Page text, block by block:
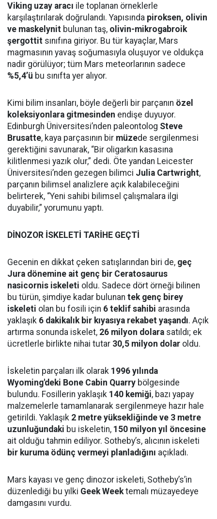
Viking uzay aracı ile toplanan örneklerle
karşılaştırılarak doğrulandı. Yapısında piroksen, olivin
ve maskelynit bulunan taş, olivin-mikrogabroik
şergottit sınıfına giriyor. Bu tür kayaçlar, Mars
magmasının yavaş soğumasıyla oluşuyor ve oldukça
nadir görülüyor; tüm Mars meteorlarının sadece
%5,4’ü bu sınıfta yer alıyor.
Kimi bilim insanları, böyle değerli bir parçanın özel
koleksiyonlara gitmesinden endişe duyuyor.
Edinburgh Üniversitesi’nden paleontolog Steve
Brusatte, kaya parçasının bir müzede sergilenmesi
gerektiğini savunarak, “Bir oligarkın kasasına
kilitlenmesi yazık olur,” dedi. Öte yandan Leicester
Üniversitesi’nden gezegen bilimci Julia Cartwright,
parçanın bilimsel analizlere açık kalabileceğini
belirterek, “Yeni sahibi bilimsel çalışmalara ilgi
duyabilir,” yorumunu yaptı.
DİNOZOR İSKELETİ TARİHE GEÇTİ
Gecenin en dikkat çeken satışlarından biri de, geç
Jura dönemine ait genç bir Ceratosaurus
nasicornis iskeleti oldu. Sadece dört örneği bilinen
bu türün, şimdiye kadar bulunan tek genç birey
iskeleti olan bu fosili için 6 teklif sahibi arasında
yaklaşık 6 dakikalık bir kıyasıya rekabet yaşandı. Açık
artırma sonunda iskelet, 26 milyon dolara satıldı; ek
ücretlerle birlikte nihai tutar 30,5 milyon dolar oldu.
İskeletin parçaları ilk olarak 1996 yılında
Wyoming'deki Bone Cabin Quarry bölgesinde
bulundu. Fosillerin yaklaşık 140 kemiği, bazı yapay
malzemelerle tamamlanarak sergilenmeye hazır hale
getirildi. Yaklaşık 2 metre yüksekliğinde ve 3 metre
uzunluğundaki bu iskeletin, 150 milyon yıl öncesine
ait olduğu tahmin ediliyor. Sotheby’s, alıcının iskeleti
bir kuruma ödünç vermeyi planladığını açıkladı.
Mars kayası ve genç dinozor iskeleti, Sotheby’s’in
düzenlediği bu yılki Geek Weektemalı müzayedeye
damgasını vurdu.